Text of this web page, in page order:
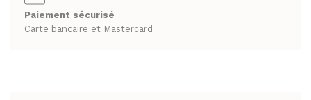
RHUMS ET GINS
WHISKY
VINS BLANCS MOELLEUX
VINS BLANCS SECS
Paiement sécurisé
Carte bancaire et Mastercard